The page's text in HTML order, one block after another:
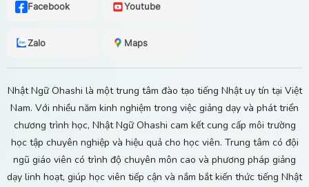
Facebook Youtube
Zalo Maps
Nhật Ngữ Ohashi là một trung tâm đào tạo tiếng Nhật uy tín tại Việt
Nam. Với nhiều năm kinh nghiệm trong việc giảng dạy và phát triển
chương trình học, Nhật Ngữ Ohashi cam kết cung cấp môi trường
học tập chuyên nghiệp và hiệu quả cho học viên. Trung tâm có đội
ngũ giáo viên có trình độ chuyên môn cao và phương pháp giảng
dạy linh hoạt, giúp học viên tiếp cận và nắm bắt kiến thức tiếng Nhật